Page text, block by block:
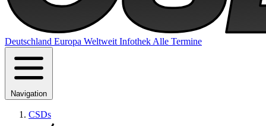
Deutschland Europa Weltweit Infothek Alle Termine
Navigation
CSDs